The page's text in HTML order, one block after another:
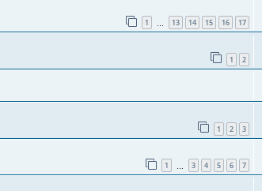
1 13 14 15 16 17
1 2
1 2 3
1 3 4 5 6 7